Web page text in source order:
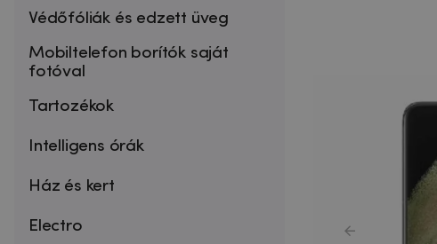
Védőfóliák és edzett üveg
Mobiltelefon borítók saját
fotóval
Tartozékok
Intelligens órák
Ház és kert
Electro